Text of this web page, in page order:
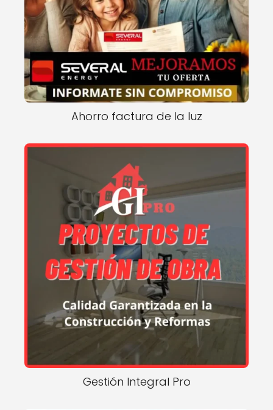
Ahorro factura de la luz
Gestión Integral Pro